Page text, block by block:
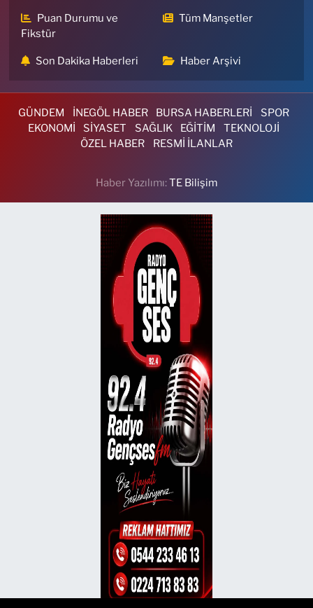
Puan Durumu ve
Fikstür
Tüm Manşetler
Son Dakika Haberleri Haber Arşivi
GÜNDEM İNEGÖL HABER BURSA HABERLERİ
SPOR
EKONOMİ
SİYASET SAĞLIK EĞİTİM
TEKNOLOJİ
ÖZEL HABER
RESMİ İLANLAR
Haber Yazılımı:TE Bilişim